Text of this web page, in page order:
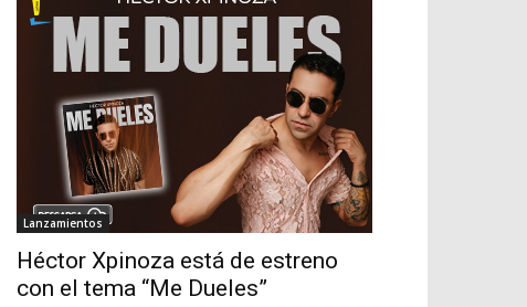
Lanzamientos
Héctor Xpinoza está de estreno
con el tema “Me Dueles”